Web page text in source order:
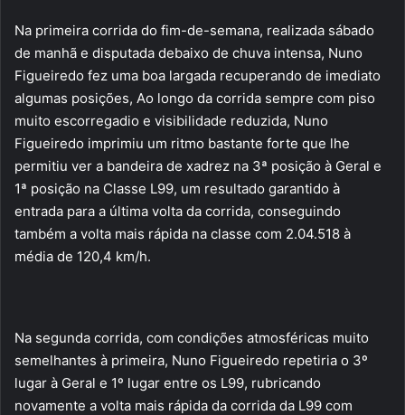
Na primeira corrida do fim-de-semana, realizada sábado
de manhã e disputada debaixo de chuva intensa, Nuno
Figueiredo fez uma boa largada recuperando de imediato
algumas posições, Ao longo da corrida sempre com piso
muito escorregadio e visibilidade reduzida, Nuno
Figueiredo imprimiu um ritmo bastante forte que lhe
permitiu ver a bandeira de xadrez na 3ª posição à Geral e
1ª posição na Classe L99, um resultado garantido à
entrada para a última volta da corrida, conseguindo
também a volta mais rápida na classe com 2.04.518 à
média de 120,4 km/h.
Na segunda corrida, com condições atmosféricas muito
semelhantes à primeira, Nuno Figueiredo repetiria o 3º
lugar à Geral e 1º lugar entre os L99, rubricando
novamente a volta mais rápida da corrida da L99 com